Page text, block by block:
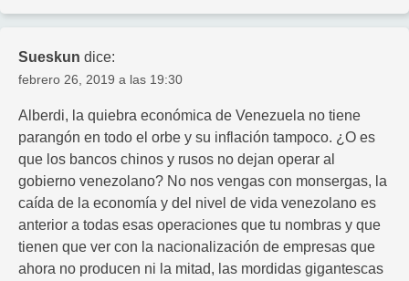
Sueskun dice:
febrero 26, 2019 a las 19:30
Alberdi, la quiebra económica de Venezuela no tiene
parangón en todo el orbe y su inflación tampoco. ¿O es
que los bancos chinos y rusos no dejan operar al
gobierno venezolano? No nos vengas con monsergas, la
caída de la economía y del nivel de vida venezolano es
anterior a todas esas operaciones que tu nombras y que
tienen que ver con la nacionalización de empresas que
ahora no producen ni la mitad, las mordidas gigantescas